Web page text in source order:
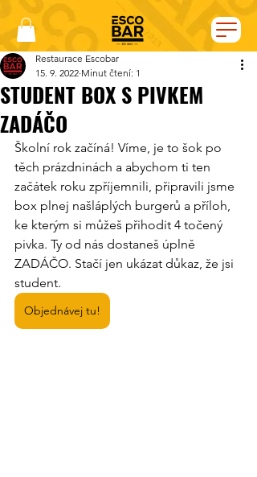
STUDENT BOX S PIVKEM
ZADÁČO
Restaurace Escobar
15. 9. 2022 Minut čtení: 1
Školní rok začíná! Víme, je to šok po
těch prázdninách a abychom ti ten
začátek roku zpříjemnili, připravili jsme
box plnej našláplých burgerů a příloh,
ke kterým si můžeš přihodit 4 točený
pivka. Ty od nás dostaneš úplně
ZADÁČO. Stačí jen ukázat důkaz, že jsi
student.
Objednávej tu!